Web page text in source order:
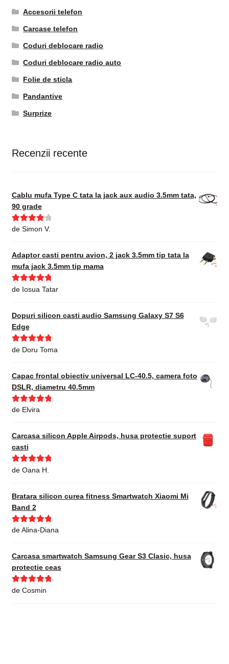
Accesorii telefon
Carcase telefon
Coduri deblocare radio
Coduri deblocare radio auto
Folie de sticla
Pandantive
Surprize
Recenzii recente
Cablu mufa Type C tata la jack aux audio 3.5mm tata,
90 grade
Evaluat la
de Simon V.
Adaptor casti pentru avion, 2 jack 3.5mm tip tata la
mufa jack 3.5mm tip mama
Evaluat la5
de Iosua Tatar
Dopuri silicon casti audio Samsung Galaxy S7 S6
Edge
Evaluat la5
de Doru Toma
Capac frontal obiectiv universal LC-40.5, camera foto
DSLR, diametru 40.5mm
Evaluat la
de Elvira
Carcasa silicon Apple Airpods, husa protectie suport
casti
Evaluat la5
de Oana H.
Bratara silicon curea fitness Smartwatch Xiaomi Mi
Band 2
Evaluat la5
de Alina-Diana
Carcasa smartwatch Samsung Gear S3 Clasic, husa
protectie ceas
Evaluat la5
de Cosmin